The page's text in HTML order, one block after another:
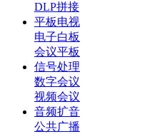
DLP拼接
平板电视
电子白板
会议平板
信号处理
数字会议
视频会议
音频扩音
公共广播